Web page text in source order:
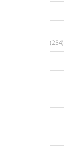
(254)